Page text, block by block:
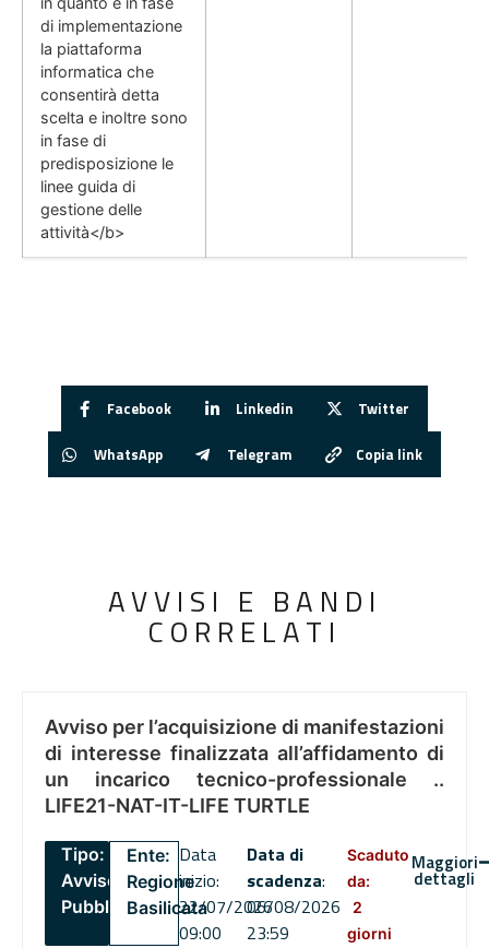
di implementazione
la piattaforma
informatica che
consentirà detta
scelta e inoltre sono
in fase di
predisposizione le
linee guida di
gestione delle
attività</b>
Facebook Linkedin Twitter
WhatsApp Telegram Copia link
AVVISI E BANDI
CORRELATI
Avviso per l’acquisizione di manifestazioni
di interesse finalizzata all’affidamento di
un incarico tecnico-professionale ..
LIFE21-NAT-IT-LIFE TURTLE
Tipo:
Avviso
Pubblico
Ente:
Regione
Basilicata
Data
inizio:
22/07/2026
09:00
Data di
scadenza:
06/08/2026
23:59
Scaduto
da:
2
giorni
Maggiori
dettagli